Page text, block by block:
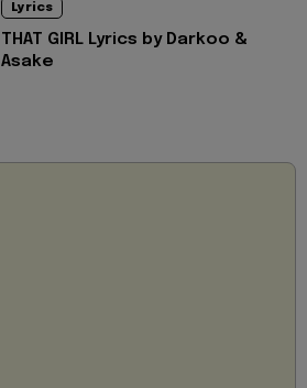
Lyrics
THAT GIRL Lyrics by Darkoo &
Asake